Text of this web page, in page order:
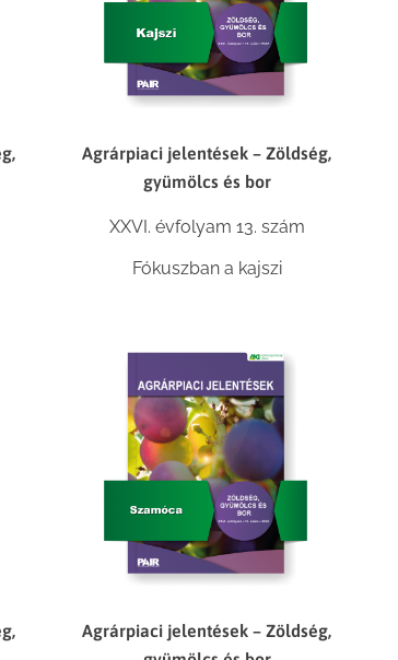
Agrárpiaci jelentések – Zöldség,
gyümölcs és bor
XXVI. évfolyam 13. szám
Fókuszban a kajszi
Agrárpiaci jelentések – Zöldség,